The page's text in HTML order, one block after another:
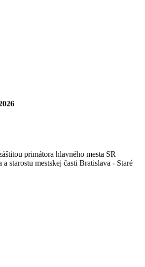
primátora hlavného mesta SR
starostu mestskej časti Bratislava - Staré